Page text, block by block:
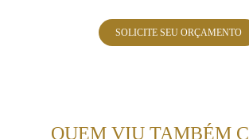
SOLICITE SEU ORÇAMENTO
QUEM VIU TAMBÉM